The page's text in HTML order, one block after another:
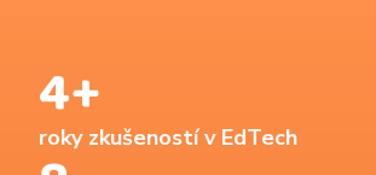
4+
roky zkušeností v EdTech